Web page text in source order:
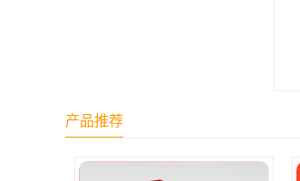
产品推荐